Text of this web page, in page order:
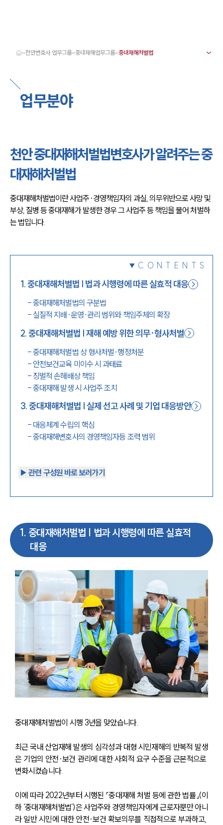
서울·대전·천안변호사
천안형사전문변호사
천안이혼전문변호사
천안학교폭력변호사
천안변호사 주요 업무사례
천안 분사무소 오시는 길
천안변호사상담 상담접수
채용정보
천안변호사 업무그룹 중대재해업무그룹
업무분야
천안 중대재해처벌법변호사가 알려주는 중
대재해처벌법
중대재해처벌법이란 사업주·경영책임자의 과실, 의무위반으로 사망 및
부상, 질병 등 중대재해가 발생한 경우 그 사업주 등 책임을 물어 처벌하
는 법입니다.
CONTENTS
1.중대재해처벌법 | 법과 시행령에 따른 실효적 대응
-중대재해처벌법의 구분법
-실질적 지배·운영·관리 범위와 책임주체의 확장
2.중대재해처벌법 | 재해 예방 위한 의무·형사처벌
-중대재해처벌법 상 형사처벌·행정처분
- 안전보건교육 미이수 시 과태료
- 징벌적 손해배상 책임
-중대재해 발생 시 사업주 조치
3.중대재해처벌법 | 실제 선고 사례 및 기업 대응방안
- 대응체계 수립의 핵심
-중대재해변호사의 경영책임자등 조력 범위
▶︎ 관련 구성원 바로 보러가기
1 . 중대재해처벌법 | 법과 시행령에 따른 실효적
대응
중대재해처벌법이 시행 3년을 맞았습니다.
최근 국내 산업재해 발생의 심각성과 대형 시민재해의 반복적 발생
은 기업의 안전·보건 관리에 대한 사회적 요구 수준을 근본적으로
변화시켰습니다.
이에 따라 2022년부터 시행된 「중대재해 처벌 등에 관한 법률」(이
하 ‘중대재해처벌법’)은 사업주와 경영책임자에게 근로자뿐만 아니
라 일반 시민에 대한 안전·보건 확보의무를 직접적으로 부과하고,